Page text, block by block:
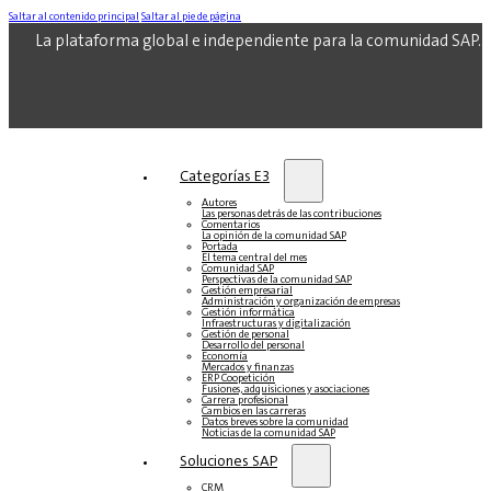
Saltar al contenido principal Saltar al pie de página
La plataforma global e independiente para la comunidad SAP.
Categorías E3
Autores
Las personas detrás de las contribuciones
Comentarios
La opinión de la comunidad SAP
Portada
El tema central del mes
Comunidad SAP
Perspectivas de la comunidad SAP
Gestión empresarial
Administración y organización de empresas
Gestión informática
Infraestructuras y digitalización
Gestión de personal
Desarrollo del personal
Economía
Mercados y finanzas
ERP Coopetición
Fusiones, adquisiciones y asociaciones
Carrera profesional
Cambios en las carreras
Datos breves sobre la comunidad
Noticias de la comunidad SAP
Soluciones‎‎ SAP
CRM